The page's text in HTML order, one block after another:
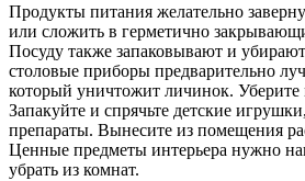
Продукты питания желательно
или сложить в герметично
Посуду также запаковывают и
столовые приборы предварительно
который уничтожит личинок.
Запакуйте и спрячьте детские
препараты. Вынесите из помещения
Ценные предметы интерьера нужно
убрать из комнат.